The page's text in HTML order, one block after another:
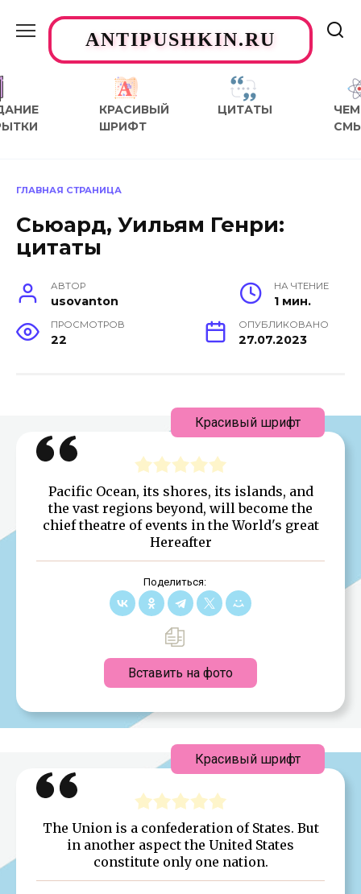
содержаниюANTIPUSHKIN.RU
КРАСИВЫЙ
ШРИФТ
ЦИТАТЫ
ЧЕМ
ГЛАВНАЯ СТРАНИЦА
Сьюард, Уильям Генри:
цитаты
АВТОР
usovanton
НА ЧТЕНИЕ
1 мин.
ПРОСМОТРОВ
22
ОПУБЛИКОВАНО
27.07.2023
Pacific Ocean, its shores, its islands, and
the vast regions beyond, will become the
chief theatre of events in the World's great
Hereafter
Поделиться:
Вставить на фото
Красивый шрифт
The Union is a confederation of States. But
in another aspect the United States
constitute only one nation.
Красивый шрифт